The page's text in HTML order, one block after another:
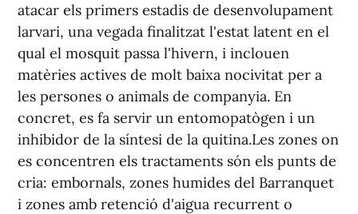
atacar els primers estadis de desenvolupament
larvari, una vegada finalitzat l'estat latent en el
qual el mosquit passa l'hivern, i inclouen
matèries actives de molt baixa nocivitat per a
les persones o animals de companyia. En
concret, es fa servir un entomopatògen i un
inhibidor de la síntesi de la quitina.Les zones on
es concentren els tractaments són els punts de
cria: embornals, zones humides del Barranquet
i zones amb retenció d'aigua recurrent o